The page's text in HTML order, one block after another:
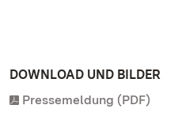
DOWNLOAD UND BILDER
Pressemeldung (PDF)